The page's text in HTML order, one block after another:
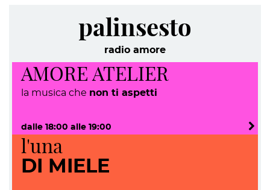
palinsesto
radio amore
AMORE ATELIER
la musica che non ti aspetti
dalle 18:00 alle 19:00
l'una
DI MIELE